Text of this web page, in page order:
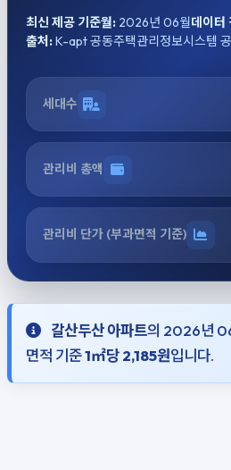
최신 제공 기준월: 2026년 06월데이터
출처:K-apt 공동주택관리정보시스템
세대수
관리비 총액
관리비 단가 (부과면적 기준)
갈산두산 아파트의 2026년
면적 기준1㎡당 2,185원입니다.